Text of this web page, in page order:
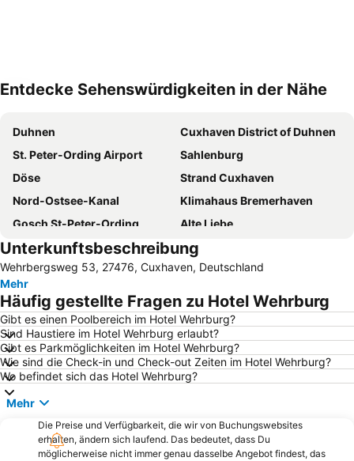
Entdecke Sehenswürdigkeiten in der Nähe
Duhnen
Cuxhaven District of Duhnen
St. Peter-Ording Airport
Sahlenburg
Döse
Strand Cuxhaven
Nord-Ostsee-Kanal
Klimahaus Bremerhaven
Gosch St-Peter-Ording
Alte Liebe
Sail Bremerhaven Festival
Tum Stüürmann
Nordseering Büsum
Bremerhaven Zoo
Spielscheune Burhave
Fischereihafen
Altenwalde
Altenbruch
Strand Friedrichskoog-Spitze Schaufenster Fischereihafen
Deutsches Auswandererhaus Dünen-Therme
HafenBus
Deichkind
Kugelbake
Seeterrassen
Holte-Spangen
Schimmelreiter
Weser-Strandbad
Unterkunftsbeschreibung
Wehrbergsweg 53, 27476, Cuxhaven, Deutschland
Mehr
Häufig gestellte Fragen zu Hotel Wehrburg
Gibt es einen Poolbereich im Hotel Wehrburg?
Sind Haustiere im Hotel Wehrburg erlaubt?
Gibt es Parkmöglichkeiten im Hotel Wehrburg?
Wie sind die Check-in und Check-out Zeiten im Hotel Wehrburg?
Wo befindet sich das Hotel Wehrburg?
Mehr
Die Preise und Verfügbarkeit, die wir von Buchungswebsites
erhalten, ändern sich laufend. Das bedeutet, dass Du
möglicherweise nicht immer genau dasselbe Angebot findest, das